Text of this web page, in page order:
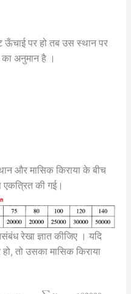
पर हो तब उस स्थान पर
अनुमान है ।
और मासिक किराया के बीच
की गई।
रेखा ज्ञात कीजिए । यदि
तो उसका मासिक किराया